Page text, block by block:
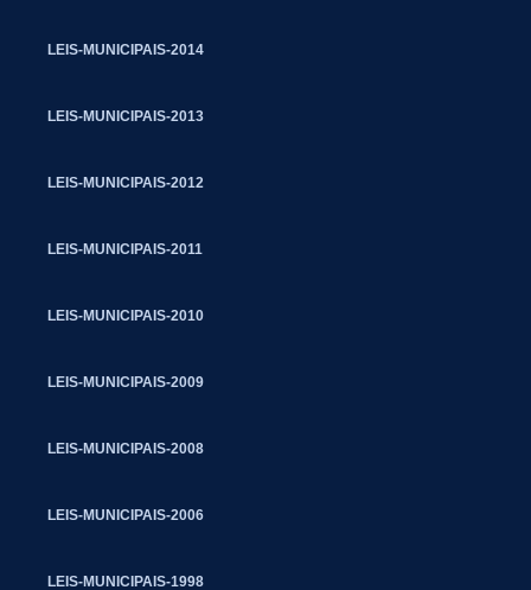
LEIS-MUNICIPAIS-2014
LEIS-MUNICIPAIS-2013
LEIS-MUNICIPAIS-2012
LEIS-MUNICIPAIS-2011
LEIS-MUNICIPAIS-2010
LEIS-MUNICIPAIS-2009
LEIS-MUNICIPAIS-2008
LEIS-MUNICIPAIS-2006
LEIS-MUNICIPAIS-1998